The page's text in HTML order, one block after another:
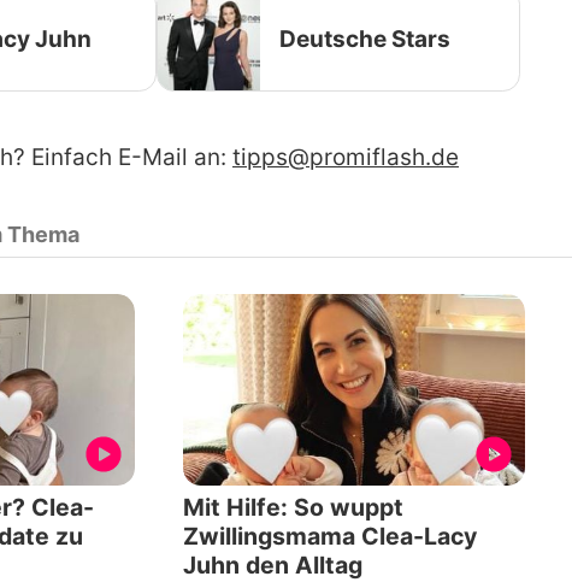
Juhn Deutsche Stars
Einfach E-Mail an: tipps@promiflash.de
Thema
Clea-
zu
Mit Hilfe: So wuppt
Zwillingsmama Clea-Lacy
Juhn den Alltag